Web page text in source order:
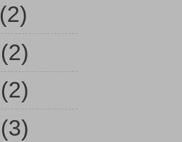
(2)
(2)
(2)
(3)